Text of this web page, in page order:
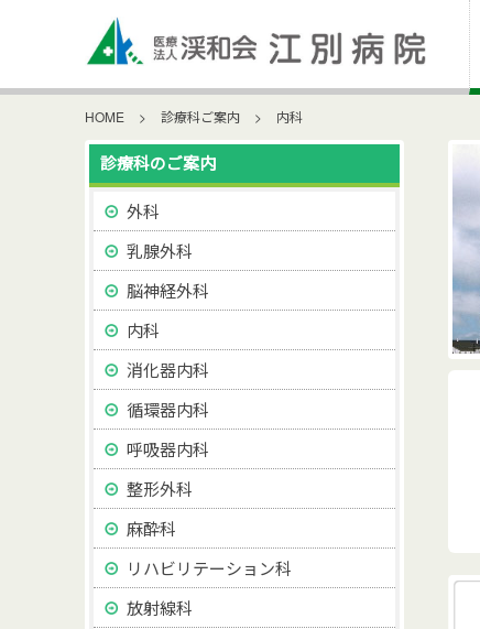
HOME > 診療科ご案内 > 内科
診療科のご案内
外科
乳腺外科
脳神経外科
内科
消化器内科
循環器内科
呼吸器内科
整形外科
麻酔科
リハビリテーション科
放射線科